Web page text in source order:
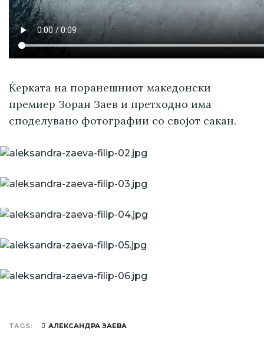
Ќерката на поранешниот македонски
премиер Зоран Заев и претходно има
споделувано фотографии со својот сакан.
TAGS АЛЕКСАНДРА ЗАЕВА